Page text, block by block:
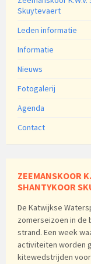
Skuytevaert
Leden informatie
Informatie
Nieuws
Fotogalerij
Agenda
Contact
ZEEMANSKOOR
SHANTYKOOR
De Katwijkse
zomerseizoen in de
strand. Een week
activiteiten worden
kitewedstrijden